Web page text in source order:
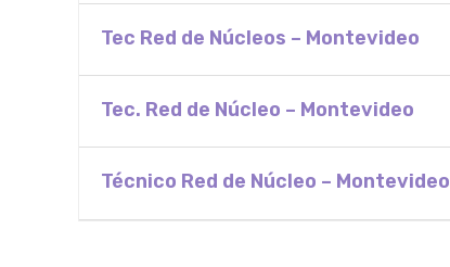
Tec Red de Núcleos – Montevideo
Tec. Red de Núcleo – Montevideo
Técnico Red de Núcleo – Montevideo